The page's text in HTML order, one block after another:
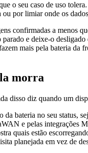
o seu caso de uso
por limiar onde os
confirmadas a menos
e deixe-o
mais pela bateria
morra
disso diz quando um
bateria no seu status,
e pelas integrações
quais estão
planejada em vez de